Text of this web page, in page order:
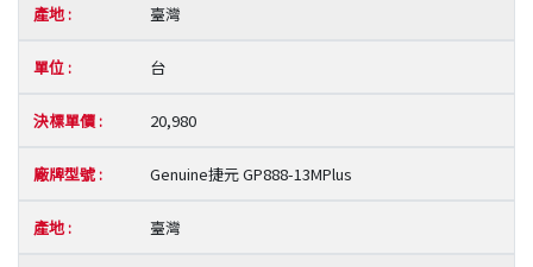
臺灣
台
20,980
Genuine捷元 GP888-13MPlus
臺灣